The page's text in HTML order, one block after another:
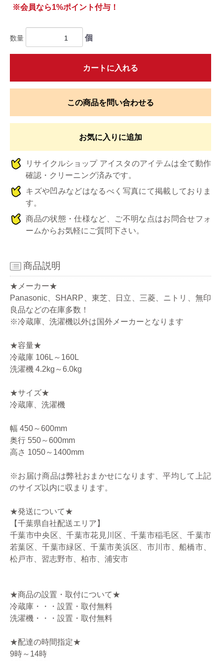
※会員なら1%ポイント付与！
数量 個
カートに入れる
この商品を問い合わせる
お気に入りに追加
リサイクルショップ アイスタのアイテムは全て動作
確認・クリーニング済みです。
キズや凹みなどはなるべく写真にて掲載しておりま
す。
商品の状態・仕様など、ご不明な点はお問合せフォ
ームからお気軽にご質問下さい。
商品説明
★メーカー★
Panasonic、SHARP、東芝、日立、三菱、ニトリ、無印
良品などの在庫多数！
※冷蔵庫、洗濯機以外は国外メーカーとなります
★容量★
冷蔵庫 106L～160L
洗濯機 4.2kg～6.0kg
★サイズ★
冷蔵庫、洗濯機
幅 450～600mm
奥行 550～600mm
高さ 1050～1400mm
※お届け商品は弊社おまかせになります、平均して上記
のサイズ以内に収まります。
★発送について★
【千葉県自社配送エリア】
千葉市中央区、千葉市花見川区、千葉市稲毛区、千葉市
若葉区、千葉市緑区、千葉市美浜区、市川市、船橋市、
松戸市、習志野市、柏市、浦安市
★商品の設置・取付について★
冷蔵庫・・・設置・取付無料
洗濯機・・・設置・取付無料
★配達の時間指定★
9時～14時